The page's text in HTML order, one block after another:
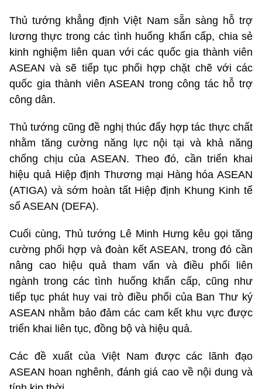
Thủ tướng khẳng định Việt Nam sẵn sàng hỗ trợ
lương thực trong các tình huống khẩn cấp, chia sẻ
kinh nghiệm liên quan với các quốc gia thành viên
ASEAN và sẽ tiếp tục phối hợp chặt chẽ với các
quốc gia thành viên ASEAN trong công tác hỗ trợ
công dân.
Thủ tướng cũng đề nghị thúc đẩy hợp tác thực chất
nhằm tăng cường năng lực nội tại và khả năng
chống chịu của ASEAN. Theo đó, cần triển khai
hiệu quả Hiệp định Thương mại Hàng hóa ASEAN
(ATIGA) và sớm hoàn tất Hiệp định Khung Kinh tế
số ASEAN (DEFA).
Cuối cùng, Thủ tướng Lê Minh Hưng kêu gọi tăng
cường phối hợp và đoàn kết ASEAN, trong đó cần
nâng cao hiệu quả tham vấn và điều phối liên
ngành trong các tình huống khẩn cấp, cũng như
tiếp tục phát huy vai trò điều phối của Ban Thư ký
ASEAN nhằm bảo đảm các cam kết khu vực được
triển khai liên tục, đồng bộ và hiệu quả.
Các đề xuất của Việt Nam được các lãnh đạo
ASEAN hoan nghênh, đánh giá cao về nội dung và